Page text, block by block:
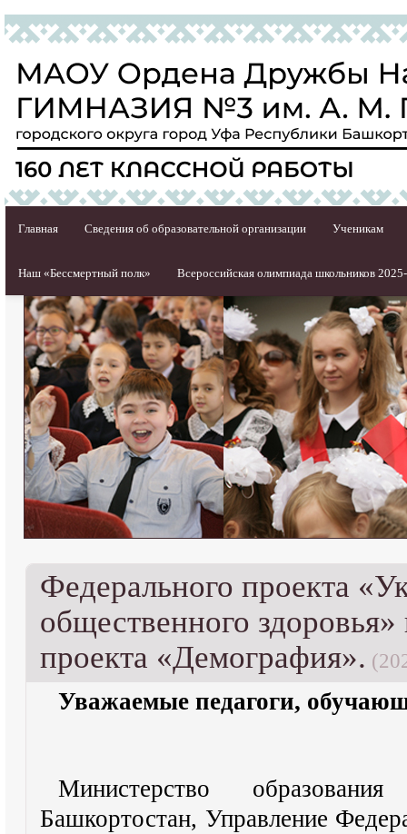
Главная Сведения об образовательной организации Ученикам
Наш «Бессмертный полк» Всероссийская олимпиада школьников
Федерального проекта
общественного
проекта «Демография».
Уважаемые педагоги,
Министерство
Башкортостан, Управление